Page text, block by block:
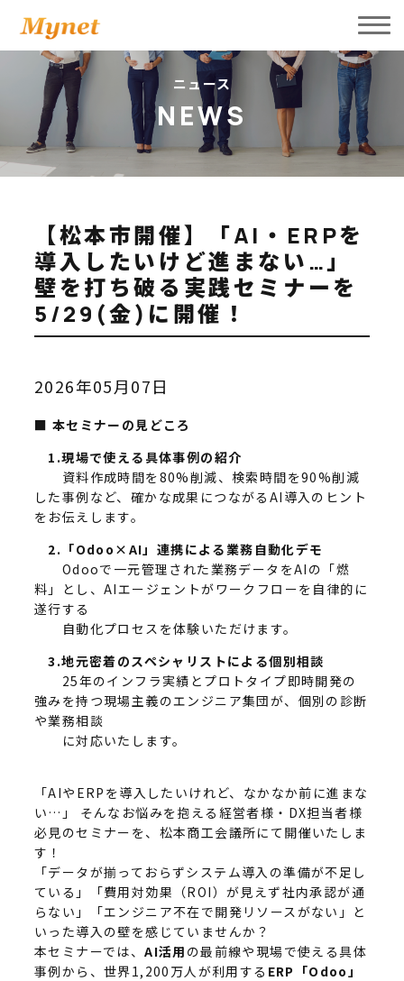
会社案内
事業内容
新着ニュース
採用情報
パートナー募集
お問い合わせ
採用お問い合わせ
ニュース
NEWS
【松本市開催】「AI・ERPを
導入したいけど進まない…」
壁を打ち破る実践セミナーを
5/29(金)に開催！
2026年05月07日
■ 本セミナーの見どころ
1.現場で使える具体事例の紹介
資料作成時間を80%削減、検索時間を90%削減
した事例など、確かな成果につながるAI導入のヒント
をお伝えします。
2.「Odoo×AI」連携による業務自動化デモ
Odooで一元管理された業務データをAIの「燃
料」とし、AIエージェントがワークフローを自律的に
遂行する
自動化プロセスを体験いただけます。
3.地元密着のスペシャリストによる個別相談
25年のインフラ実績とプロトタイプ即時開発の
強みを持つ現場主義のエンジニア集団が、個別の診断
や業務相談
に対応いたします。
「AIやERPを導入したいけれど、なかなか前に進まな
い…」 そんなお悩みを抱える経営者様・DX担当者様
必見のセミナーを、松本商工会議所にて開催いたしま
す！
「データが揃っておらずシステム導入の準備が不足し
ている」「費用対効果（ROI）が見えず社内承認が通
らない」「エンジニア不在で開発リソースがない」と
いった導入の壁を感じていませんか？
本セミナーでは、AI活用 の最前線や現場で使える具体
事例から、世界1,200万人が利用する ERP「Odoo」